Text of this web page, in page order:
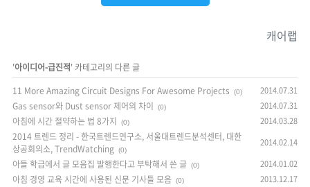
캐어랩
'아이디어-급진적' 카테고리의 다른 글
11 More Amazing Circuit Designs For Awesome Projects
(0) 2014.07.31
Gas sensor와 Dust sensor 제어의 차이 (0) 2014.07.31
아침에 시간 절약하는 법 8가지 (0) 2014.03.28
2014 트렌드 정리 - 한국트렌드연구소, 서울대트렌드분석센터, 대한
상공회의소, TrendWatching (0)
2014.02.14
아들 학급에서 글 모음집 발행한다고 부탁해서 쓴 글 (0) 2014.01.02
아침 경영 교육 시간에 사용된 신문 기사들 모음 (0) 2013.12.17